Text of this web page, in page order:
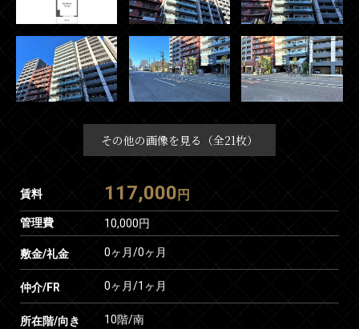
その他の画像を見る（全21枚）
賃料 117,000 円
管理費 10,000円
敷金/礼金 0ヶ月/0ヶ月
仲介/FR 0ヶ月/1ヶ月
所在階/向き 10階/南